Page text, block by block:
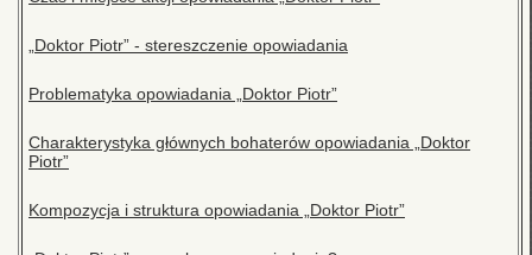
„Doktor Piotr” - stereszczenie opowiadania
Problematyka opowiadania „Doktor Piotr”
Charakterystyka głównych bohaterów opowiadania „Doktor
Piotr”
Kompozycja i struktura opowiadania „Doktor Piotr”